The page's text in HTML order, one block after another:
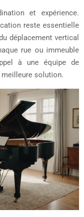
et expérience.
reste essentielle
déplacement vertical
rue ou immeuble
à une équipe de
solution.